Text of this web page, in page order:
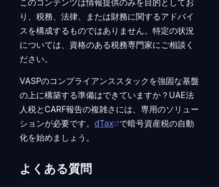
このコンテンツは情報提供のみを目的としてお
り、税務、法律、または財務に関するアドバイ
スを構成するものではありません。特定の状況
については、資格のある税務専門家にご相談く
ださい。
VASPのコンプライアンススタックを強固な基盤
の上に構築する準備はできていますか？UAE法
人税とCARF報告の複雑さには、専用のソリュー
ションが必要です。 dTax
で暗号資産税の自動
化を始めましょう。
よくある質問